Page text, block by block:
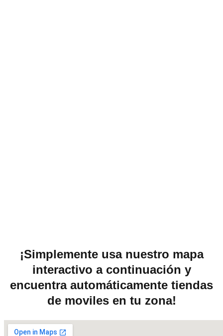
¡Simplemente usa nuestro mapa
interactivo a continuación y
encuentra automáticamente tiendas
de moviles en tu zona!